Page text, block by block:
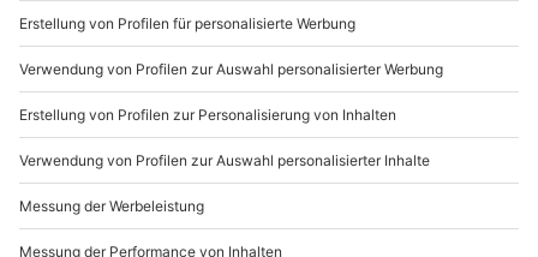
089 / 21 12 90 20
Mo-Fr: 9-17 Uhr
b2b@mydays.de
www.b2b.mydays.de/
Artikelnummer 58142